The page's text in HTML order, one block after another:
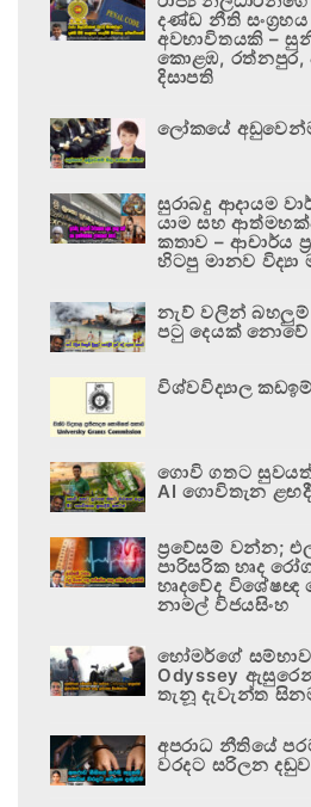
දණ්ඩ නීති
අවභාවිතයකි –
කොළඹ, රත්නපුර,
දිසාපති
ලෝකයේ
සුරාබදු ආදායම
යාම සහ
කතාව – ආචාර්ය
හිටපු මානව විද්‍යා
නැව් වලින් බහලුම්
පටු දෙයක් නොවේ
විශ්වවිද්‍යාල
ගොවි ගතට
AI ගොවිතැන
ප්‍රවේසම් වන්න;
පාරිසරික හෘද
හෘදවේද විශේෂඥ
නාමල් විජයසිංහ
හෝමර්ගේ
Odyssey
තැනූ දැවැන්ත
අපරාධ නීතියේ
වරදට සරිලන